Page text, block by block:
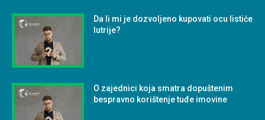
Da li mi je dozvoljeno kupovati ocu listiće
lutrije?
O zajednici koja smatra dopuštenim
bespravno korištenje tuđe imovine